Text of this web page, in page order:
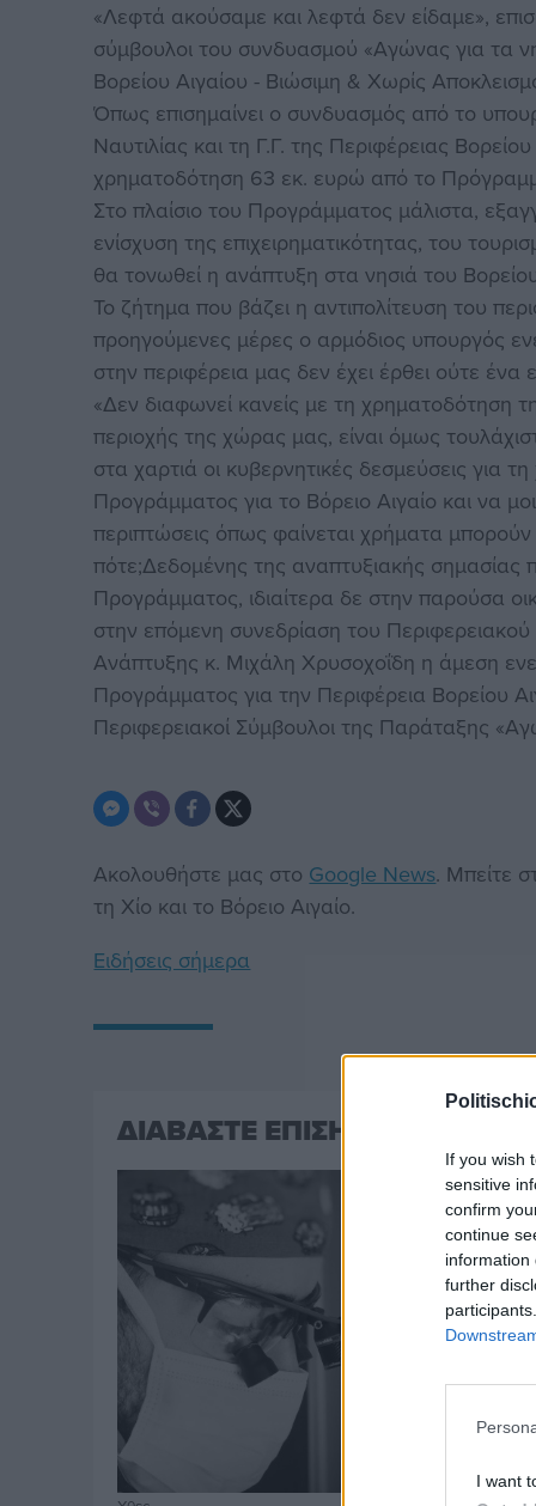
If you wish
sensitive
confirm
continue
information
further
I want
«Λεφτά ακούσαμε και λεφτά δεν είδαμε»,
σύμβουλοι του συνδυασμού «Αγώνας για τα
Βορείου Αιγαίου - Βιώσιμη & Χωρίς
Όπως επισημαίνει ο συνδυασμός από το
Ναυτιλίας και τη Γ.Γ. της Περιφέρειας
χρηματοδότηση 63 εκ. ευρώ από το
Στο πλαίσιο του Προγράμματος μάλιστα,
ενίσχυση της επιχειρηματικότητας, του
θα τονωθεί η ανάπτυξη στα νησιά του
Το ζήτημα που βάζει η αντιπολίτευση του
προηγούμενες μέρες ο αρμόδιος υπουργός
στην περιφέρεια μας δεν έχει έρθει ούτε ένα
«Δεν διαφωνεί κανείς με τη χρηματοδότηση
περιοχής της χώρας μας, είναι όμως
στα χαρτιά οι κυβερνητικές δεσμεύσεις για
Προγράμματος για το Βόρειο Αιγαίο και να
περιπτώσεις όπως φαίνεται χρήματα
πότε;Δεδομένης της αναπτυξιακής σημασίας
Προγράμματος, ιδιαίτερα δε στην παρούσα
στην επόμενη συνεδρίαση του
Ανάπτυξης κ. Μιχάλη Χρυσοχοΐδη η άμεση
Προγράμματος για την Περιφέρεια Βορείου
Περιφερειακοί Σύμβουλοι της Παράταξης
Ακολουθήστε μας στο Google News. Μπείτε
τη Χίο και το Βόρειο Αιγαίο.
Ειδήσεις σήμερα
ΔΙΑΒΑΣΤΕ ΕΠΙΣΗΣ